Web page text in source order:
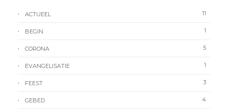
ACTUEEL 11
BEGIN 1
CORONA 5
EVANGELISATIE 1
FEEST 3
GEBED 4